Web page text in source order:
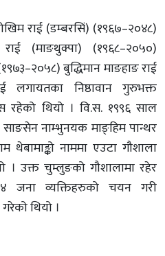
राई (डम्बरसिं) (१९६७–२०४८)
(माङथुक्पा) (१९६८–२०५०)
बुद्धिमान माङहाङ राई
लगायतका निष्ठावान गुरुभक्त
रहेको थियो । वि.स. १९९६ साल
नाम्भुनयक माङ्हिम पान्थर
नाममा एउटा गौशाला
। उक्त चुम्लुङको गौशालामा रहेर
जना व्यक्तिहरुको चयन गरी
थियो ।